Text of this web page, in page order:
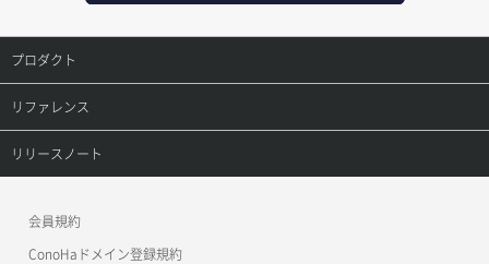
VM操作（起動/停止/再起動/強制停止）
VM設定変更
VM詳細一覧取得
VM詳細取得
VM追加
VIP追加
サブネット一覧取得
サブネット削除
サブネット詳細取得
一時的Web公開
レコード更新
レコード詳細取得
レコード追加
DBユーザー一覧取得
DBユーザー削除
DBユーザー更新
DBユーザー詳細取得
DBユーザー追加
プロダクト
プロダクトトップ
ConoHa VPS(Ver.3.0)
ConoHa for GAME
リファレンス
リファレンストップ
リリースノート
会員規約
ConoHaドメイン登録規約